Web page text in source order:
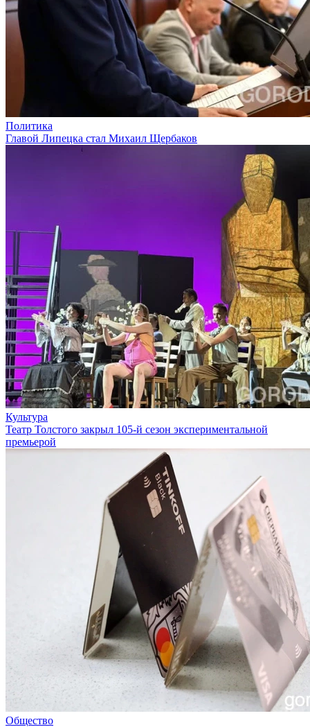
Политика
Главой Липецка стал Михаил Щербаков
Культура
Театр Толстого закрыл 105-й сезон экспериментальной
премьерой
Общество